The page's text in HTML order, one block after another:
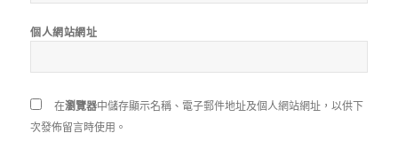
個人網站網址
在瀏覽器中儲存顯示名稱、電子郵件地址及個人網站網址，以供下
次發佈留言時使用。